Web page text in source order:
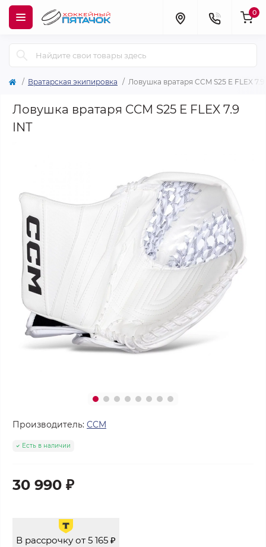
0
Вратарская экипировка Ловушка вратаря CCM S25 E FLEX 7.9
Ловушка вратаря CCM S25 E FLEX 7.9
INT
Производитель: CCM
Есть в наличии
30 990 ₽
В рассрочку от 5 165 ₽